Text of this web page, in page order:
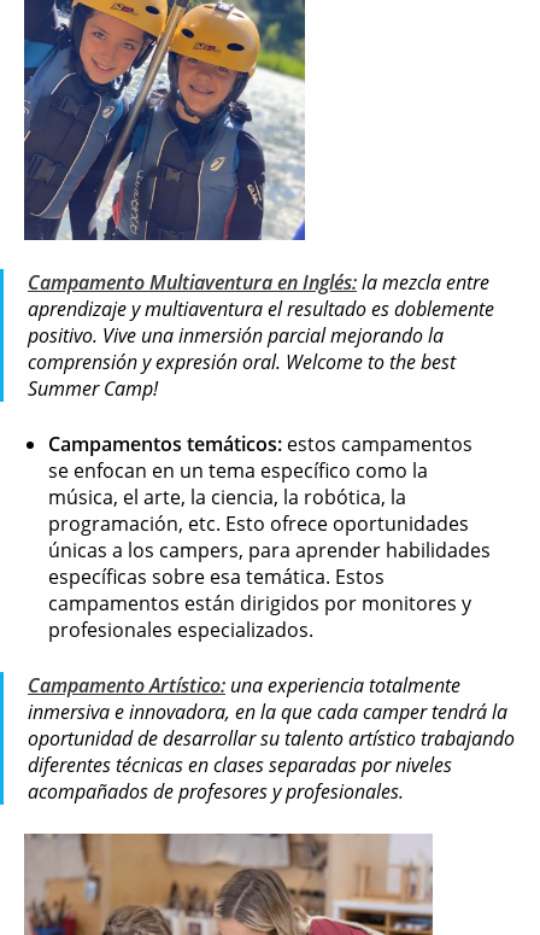
Campamento Multiaventura en Inglés:la mezcla entre
aprendizaje y multiaventura el resultado es doblemente
positivo. Vive una inmersión parcial mejorando la
comprensión y expresión oral. Welcome to the best
Summer Camp!
Campamentos temáticos: estos campamentos
se enfocan en un tema específico como la
música, el arte, la ciencia, la robótica, la
programación, etc. Esto ofrece oportunidades
únicas a los campers, para aprender habilidades
específicas sobre esa temática. Estos
campamentos están dirigidos por monitores y
profesionales especializados.
Campamento Artístico: una experiencia totalmente
inmersiva e innovadora, en la que cada camper tendrá la
oportunidad de desarrollar su talento artístico trabajando
diferentes técnicas en clases separadas por niveles
acompañados de profesores y profesionales.